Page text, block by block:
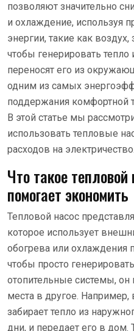
позволяют значительно
и охлаждение, используя
энергии, такие как
чтобы генерировать
переносят его из
одним из самых
поддержания комфортной
В этой статье мы
использовать тепловые
расходов на электричество.
Что такое тепловой
помогает экономить
Тепловой насос
которое использует
обогрева или охлаждения
чтобы просто
отопительные системы, он
места в другое.
забирает тепло из
дни, и передает его в дом.